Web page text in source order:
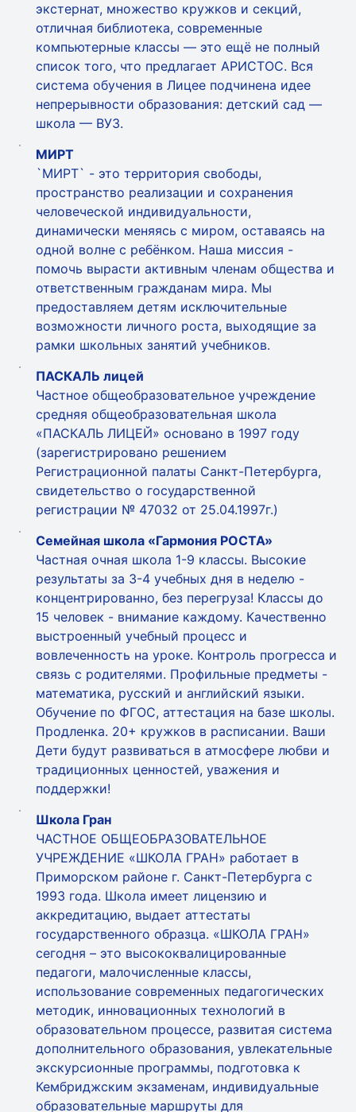
экстернат, множество кружков и секций,
отличная библиотека, современные
компьютерные классы — это ещё не полный
список того, что предлагает АРИСТОС. Вся
система обучения в Лицее подчинена идее
непрерывности образования: детский сад —
школа — ВУЗ.
МИРТ
`МИРТ` - это территория свободы,
пространство реализации и сохранения
человеческой индивидуальности,
динамически меняясь с миром, оставаясь на
одной волне с ребёнком. Наша миссия -
помочь вырасти активным членам общества и
ответственным гражданам мира. Мы
предоставляем детям исключительные
возможности личного роста, выходящие за
рамки школьных занятий учебников.
ПАСКАЛЬ лицей
Частное общеобразовательное учреждение
средняя общеобразовательная школа
«ПАСКАЛЬ ЛИЦЕЙ» основано в 1997 году
(зарегистрировано решением
Регистрационной палаты Санкт-Петербурга,
свидетельство о государственной
регистрации № 47032 от 25.04.1997г.)
Семейная школа «Гармония РОСТА»
Частная очная школа 1-9 классы. Высокие
результаты за 3-4 учебных дня в неделю -
концентрированно, без перегруза! Классы до
15 человек - внимание каждому. Качественно
выстроенный учебный процесс и
вовлеченность на уроке. Контроль прогресса и
связь с родителями. Профильные предметы -
математика, русский и английский языки.
Обучение по ФГОС, аттестация на базе школы.
Продленка. 20+ кружков в расписании. Ваши
Дети будут развиваться в атмосфере любви и
традиционных ценностей, уважения и
поддержки!
Школа Гран
ЧАСТНОЕ ОБЩЕОБРАЗОВАТЕЛЬНОЕ
УЧРЕЖДЕНИЕ «ШКОЛА ГРАН» работает в
Приморском районе г. Санкт-Петербурга с
1993 года. Школа имеет лицензию и
аккредитацию, выдает аттестаты
государственного образца. «ШКОЛА ГРАН»
сегодня – это высококвалицированные
педагоги, малочисленные классы,
использование современных педагогических
методик, инновационных технологий в
образовательном процессе, развитая система
дополнительного образования, увлекательные
экскурсионные программы, подготовка к
Кембриджским экзаменам, индивидуальные
образовательные маршруты для